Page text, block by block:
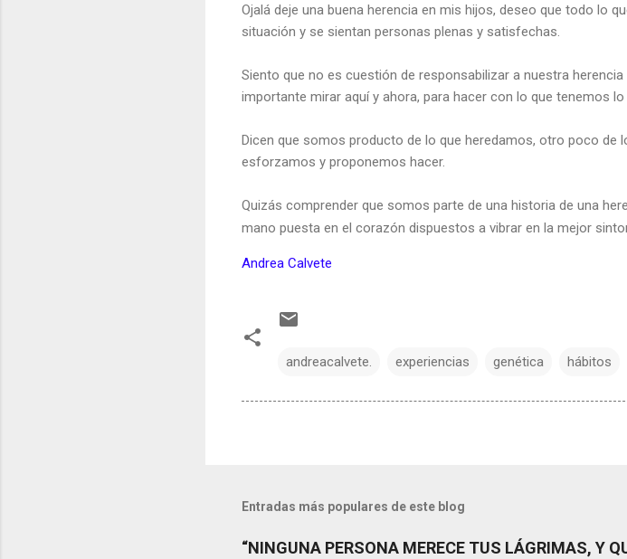
Ojalá deje una buena herencia en mis hijos, deseo que todo lo
situación y se sientan personas plenas y satisfechas.
Siento que no es cuestión de responsabilizar a nuestra
importante mirar aquí y ahora, para hacer con lo que tenemos lo
Dicen que somos producto de lo que heredamos, otro poco de
esforzamos y proponemos hacer.
Quizás comprender que somos parte de una historia de una
mano puesta en el corazón dispuestos a vibrar en la mejor
Andrea Calvete
andreacalvete. experiencias genética hábitos
Entradas más populares de este blog
“NINGUNA PERSONA MERECE TUS LÁGRIMAS, Y